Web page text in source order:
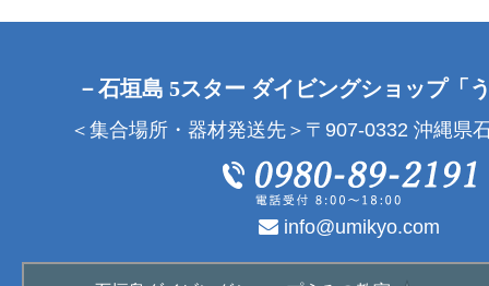
－石垣島 5スター ダイビングショップ「
＜集合場所・器材発送先＞〒907-0332 沖縄県
info@umikyo.com